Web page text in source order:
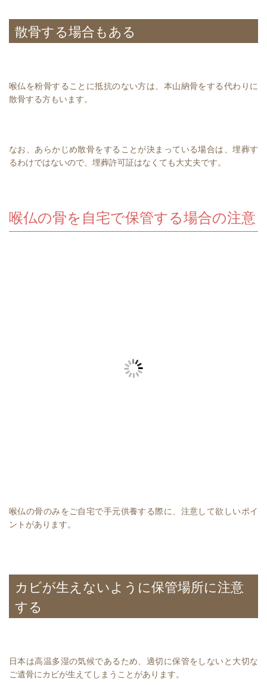
散骨する場合もある
喉仏を粉骨することに抵抗のない方は、本山納骨をする代わりに
散骨する方もいます。
なお、あらかじめ散骨をすることが決まっている場合は、埋葬す
るわけではないので、埋葬許可証はなくても大丈夫です。
喉仏の骨を自宅で保管する場合の注意
喉仏の骨のみをご自宅で手元供養する際に、注意して欲しいポイ
ントがあります。
カビが生えないように保管場所に注意
する
日本は高温多湿の気候であるため、適切に保管をしないと大切な
ご遺骨にカビが生えてしまうことがあります。